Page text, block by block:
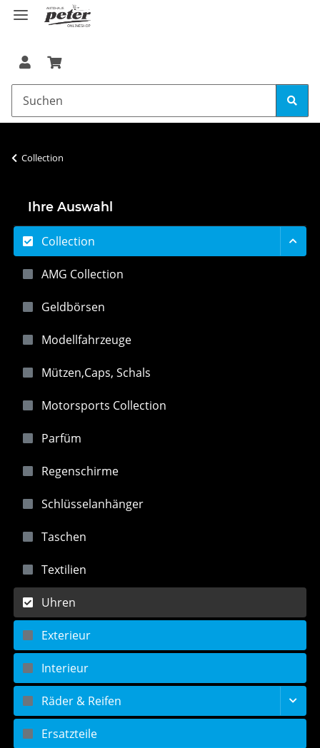
Collection
Ihre Auswahl
Collection
AMG Collection
Geldbörsen
Modellfahrzeuge
Mützen,Caps, Schals
Motorsports Collection
Parfüm
Regenschirme
Schlüsselanhänger
Taschen
Textilien
Uhren
Exterieur
Interieur
Räder & Reifen
Ersatzteile